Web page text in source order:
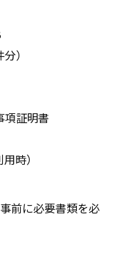
）
項証明書
時）
前に必要書類を必